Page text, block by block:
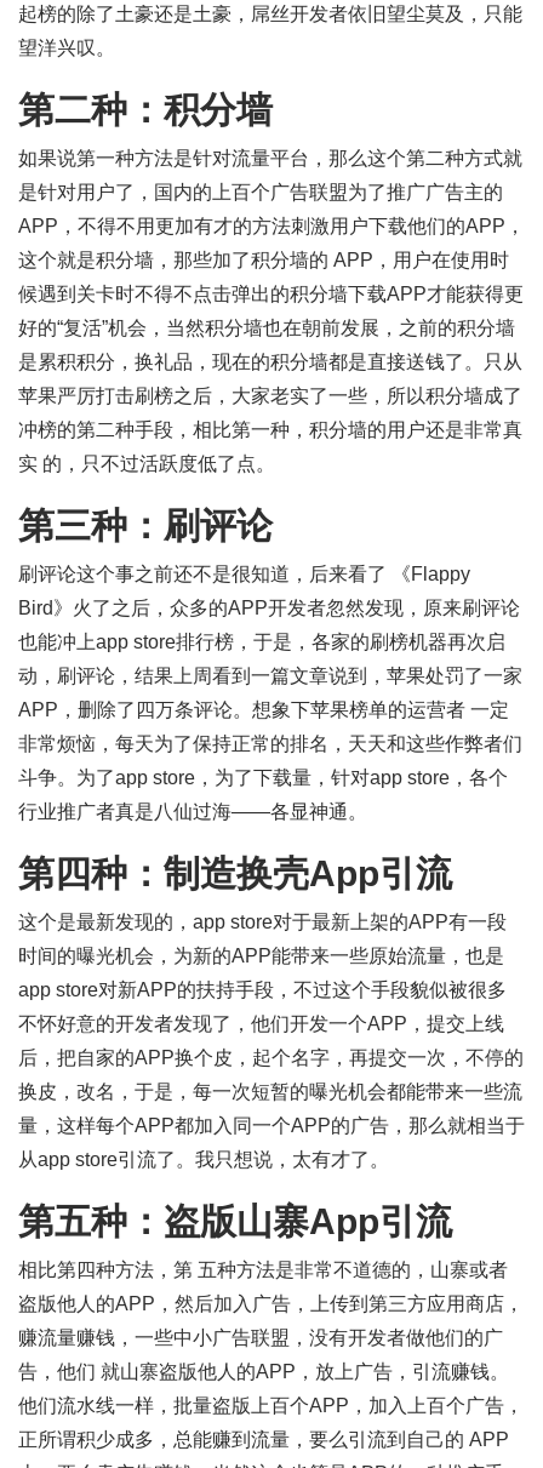
起榜的除了土豪还是土豪，屌丝开发者依旧望尘莫及，只能
望洋兴叹。
第二种：积分墙
如果说第一种方法是针对流量平台，那么这个第二种方式就
是针对用户了，国内的上百个广告联盟为了推广广告主的
APP，不得不用更加有才的方法刺激用户下载他们的APP，
这个就是积分墙，那些加了积分墙的 APP，用户在使用时
候遇到关卡时不得不点击弹出的积分墙下载APP才能获得更
好的“复活”机会，当然积分墙也在朝前发展，之前的积分墙
是累积积分，换礼品，现在的积分墙都是直接送钱了。只从
苹果严厉打击刷榜之后，大家老实了一些，所以积分墙成了
冲榜的第二种手段，相比第一种，积分墙的用户还是非常真
实 的，只不过活跃度低了点。
第三种：刷评论
刷评论这个事之前还不是很知道，后来看了 《Flappy
Bird》火了之后，众多的APP开发者忽然发现，原来刷评论
也能冲上app store排行榜，于是，各家的刷榜机器再次启
动，刷评论，结果上周看到一篇文章说到，苹果处罚了一家
APP，删除了四万条评论。想象下苹果榜单的运营者 一定
非常烦恼，每天为了保持正常的排名，天天和这些作弊者们
斗争。为了app store，为了下载量，针对app store，各个
行业推广者真是八仙过海——各显神通。
第四种：制造换壳App引流
这个是最新发现的，app store对于最新上架的APP有一段
时间的曝光机会，为新的APP能带来一些原始流量，也是
app store对新APP的扶持手段，不过这个手段貌似被很多
不怀好意的开发者发现了，他们开发一个APP，提交上线
后，把自家的APP换个皮，起个名字，再提交一次，不停的
换皮，改名，于是，每一次短暂的曝光机会都能带来一些流
量，这样每个APP都加入同一个APP的广告，那么就相当于
从app store引流了。我只想说，太有才了。
第五种：盗版山寨App引流
相比第四种方法，第 五种方法是非常不道德的，山寨或者
盗版他人的APP，然后加入广告，上传到第三方应用商店，
赚流量赚钱，一些中小广告联盟，没有开发者做他们的广
告，他们 就山寨盗版他人的APP，放上广告，引流赚钱。
他们流水线一样，批量盗版上百个APP，加入上百个广告，
正所谓积少成多，总能赚到流量，要么引流到自己的 APP